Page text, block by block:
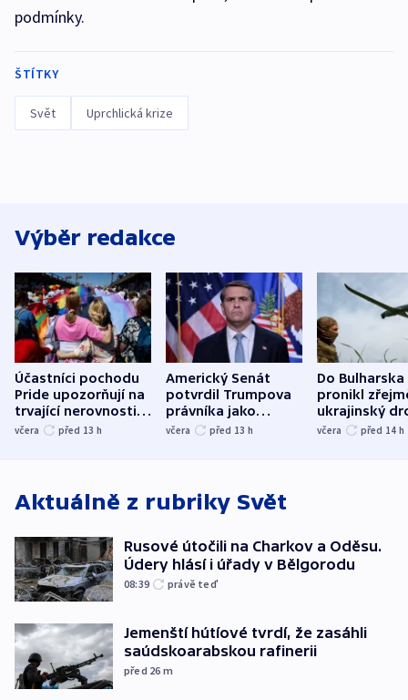
podmínky.
ŠTÍTKY
Svět Uprchlická krize
Výběr redakce
Účastníci pochodu
Pride upozorňují na
trvající nerovnosti i
společenskou
včera před 13 h
Americký Senát
potvrdil Trumpova
právníka jako
ministra
včera před 13 h
Do Bulharska
pronikl
ukrajinský
explodoval
včera před 14 h
Aktuálně z rubriky Svět
Rusové útočili na Charkov a Oděsu.
Údery hlásí i úřady v Bělgorodu
08:39 právě teď
Jemenští hútíové tvrdí, že zasáhli
saúdskoarabskou rafinerii
před 26 m